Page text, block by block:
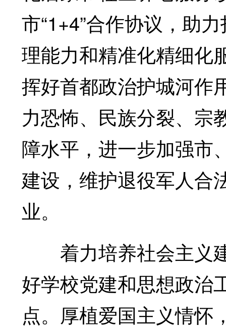
市“1+4”合作协议，助
理能力和精准化精细化
挥好首都政治护城河作
力恐怖、民族分裂、宗
障水平，进一步加强市
建设，维护退役军人合
业。
着力培养社会主义
好学校党建和思想政治
点。厚植爱国主义情怀